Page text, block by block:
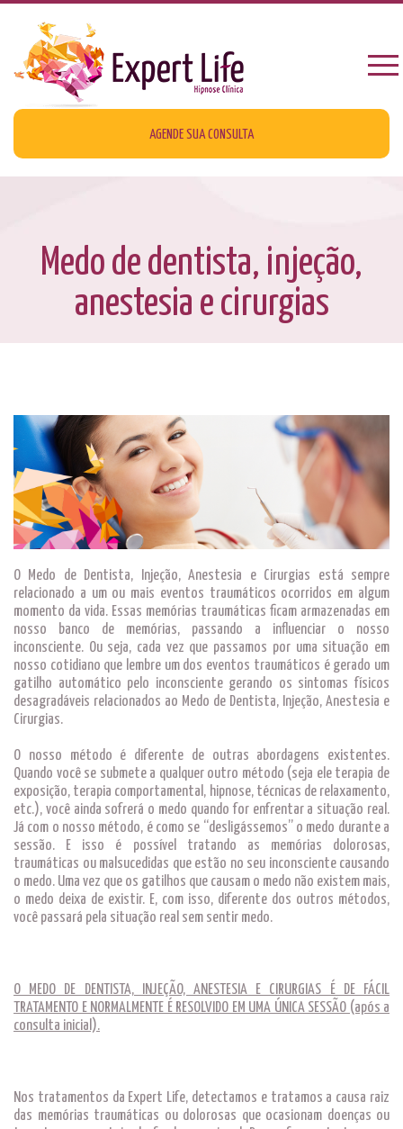
AGENDE SUA CONSULTA
Medo de dentista, injeção,
anestesia e cirurgias
O Medo de Dentista, Injeção, Anestesia e Cirurgias está sempre
relacionado a um ou mais eventos traumáticos ocorridos em algum
momento da vida. Essas memórias traumáticas ficam armazenadas em
nosso banco de memórias, passando a influenciar o nosso
inconsciente. Ou seja, cada vez que passamos por uma situação em
nosso cotidiano que lembre um dos eventos traumáticos é gerado um
gatilho automático pelo inconsciente gerando os sintomas físicos
desagradáveis relacionados ao Medo de Dentista, Injeção, Anestesia e
Cirurgias.
O nosso método é diferente de outras abordagens existentes.
Quando você se submete a qualquer outro método (seja ele terapia de
exposição, terapia comportamental, hipnose, técnicas de relaxamento,
etc.), você ainda sofrerá o medo quando for enfrentar a situação real.
Já com o nosso método, é como se “desligássemos” o medo durante a
sessão. E isso é possível tratando as memórias dolorosas,
traumáticas ou malsucedidas que estão no seu inconsciente causando
o medo. Uma vez que os gatilhos que causam o medo não existem mais,
o medo deixa de existir. E, com isso, diferente dos outros métodos,
você passará pela situação real sem sentir medo.
O MEDO DE DENTISTA, INJEÇÃO, ANESTESIA E CIRURGIAS É DE FÁCIL
TRATAMENTO E NORMALMENTE É RESOLVIDO EM UMA ÚNICA SESSÃO (após a
consulta inicial).
Nos tratamentos da Expert Life, detectamos e tratamos a causa raiz
das memórias traumáticas ou dolorosas que ocasionam doenças ou